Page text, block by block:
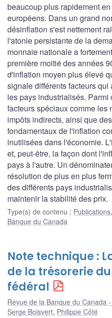
beaucoup plus rapidement
européens. Dans un grand
désinflation s'est nettement
l'atonie persistante de la
monnaie nationale a
première moitié des années
d'inflation moyen plus élevé
signale différents facteurs
les pays industrialisés. Parmi
facteurs spéciaux comme les
impôts indirects, ainsi que
fondamentaux de l'inflation
inutilisées dans l'économie.
et, peut-être, la façon dont
pays à l'autre. Un
résolution de plus en plus
des différents pays
maintenir la stabilité des prix.
Type(s) de contenu : Publications,
Banque du Canada
Note technique :
de la trésorerie
fédéral
Revue de la Banque du Canada
Serge Boisvert, Philippe Côté